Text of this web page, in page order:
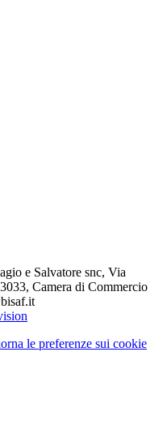
e Salvatore snc, Via
Camera di Commercio
le preferenze sui cookie